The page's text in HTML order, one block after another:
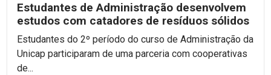
Estudantes de Administração desenvolvem
estudos com catadores de resíduos sólidos
Estudantes do 2º período do curso de Administração da
Unicap participaram de uma parceria com cooperativas
de...